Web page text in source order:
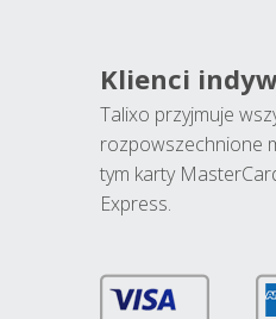
Klienci
Talixo przyjmuje
rozpowszechnione
tym karty
Express.